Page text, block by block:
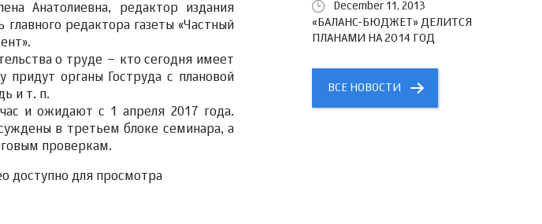
Анатолиевна, редактор издания
редактора газеты «Частный
о труде – кто сегодня имеет
придут органы Гоструда с плановой
и т. п.
и ожидают с 1 апреля 2017 года.
в третьем блоке семинара, а
проверкам.
доступно для просмотра
December 11, 2013
«БАЛАНС-БЮДЖЕТ» ДЕЛИТСЯ
ПЛАНАМИ НА 2014 ГОД
ВСЕ НОВОСТИ